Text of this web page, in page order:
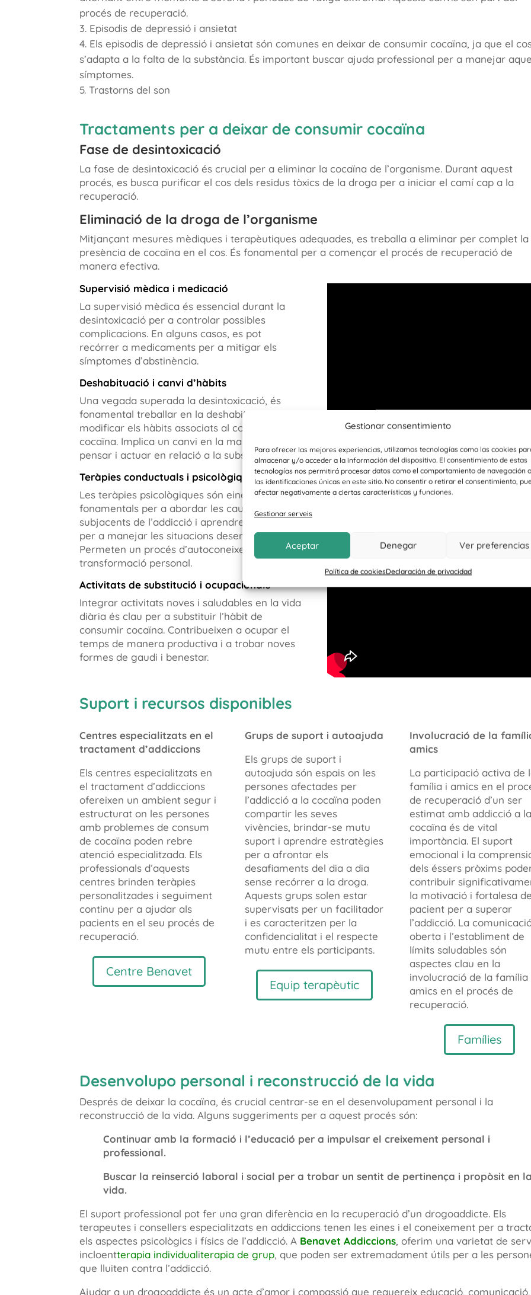
Gestionar consentimiento
Para ofrecer las mejores experiencias, utilizamos tecnologías como las cookies
almacenar y/o acceder a la información del dispositivo. El consentimiento de estas
tecnologías nos permitirá procesar datos como el comportamiento de navegación o
las identificaciones únicas en este sitio. No consentir o retirar el consentimiento,
afectar negativamente a ciertas características y funciones.
Gestionar serveis
Aceptar Denegar Ver preferencias
Política de cookiesDeclaración de privacidad
procés de recuperació.
Episodis de depressió i ansietat
Els episodis de depressió i ansietat són comunes en deixar de consumir cocaïna, ja que el
s’adapta a la falta de la substància. És important buscar ajuda professional per a manejar
símptomes.
Trastorns del son
Tractaments per a deixar de consumir cocaïna
Fase de desintoxicació
La fase de desintoxicació és crucial per a eliminar la cocaïna de l’organisme. Durant aquest
procés, es busca purificar el cos dels residus tòxics de la droga per a iniciar el camí cap a la
recuperació.
Eliminació de la droga de l’organisme
Mitjançant mesures mèdiques i terapèutiques adequades, es treballa a eliminar per complet la
presència de cocaïna en el cos. És fonamental per a començar el procés de recuperació de
manera efectiva.
Supervisió mèdica i medicació
La supervisió mèdica és essencial durant la
desintoxicació per a controlar possibles
complicacions. En alguns casos, es pot
recórrer a medicaments per a mitigar els
símptomes d’abstinència.
Deshabituació i canvi d’hàbits
Una vegada superada la desintoxicació, és
fonamental treballar en la deshabituació i a
modificar els hàbits associats al consum de
cocaïna. Implica un canvi en la manera de
pensar i actuar en relació a la substància.
Teràpies conductuals i psicològiques
Les teràpies psicològiques són eines
fonamentals per a abordar les causes
subjacents de l’addicció i aprendre estratègies
per a manejar les situacions desencadenants.
Permeten un procés d’autoconeixement i
transformació personal.
Activitats de substitució i ocupacionals
Integrar activitats noves i saludables en la vida
diària és clau per a substituir l’hàbit de
consumir cocaïna. Contribueixen a ocupar el
temps de manera productiva i a trobar noves
formes de gaudi i benestar.
Suport i recursos disponibles
Centres especialitzats en el
tractament d’addiccions
Els centres especialitzats en
el tractament d’addiccions
ofereixen un ambient segur i
estructurat on les persones
amb problemes de consum
de cocaïna poden rebre
atenció especialitzada. Els
professionals d’aquests
centres brinden teràpies
personalitzades i seguiment
continu per a ajudar als
pacients en el seu procés de
recuperació.
Centre Benavet
Grups de suport i autoajuda
Els grups de suport i
autoajuda són espais on les
persones afectades per
l’addicció a la cocaïna poden
compartir les seves
vivències, brindar-se mutu
suport i aprendre estratègies
per a afrontar els
desafiaments del dia a dia
sense recórrer a la droga.
Aquests grups solen estar
supervisats per un facilitador
i es caracteritzen per la
confidencialitat i el respecte
mutu entre els participants.
Equip terapèutic
Involucració de la
amics
La participació activa de
família i amics en el
de recuperació d’un ser
estimat amb addicció a
cocaïna és de vital
importància. El suport
emocional i la
dels éssers pròxims
contribuir
la motivació i fortalesa
pacient per a superar
l’addicció. La
oberta i l’establiment de
límits saludables són
aspectes clau en la
involucració de la família
amics en el procés de
recuperació.
Famílies
Desenvolupo personal i reconstrucció de la vida
Després de deixar la cocaïna, és crucial centrar-se en el desenvolupament personal i la
reconstrucció de la vida. Alguns suggeriments per a aquest procés són:
Continuar amb la formació i l’educació per a impulsar el creixement personal i
professional.
Buscar la reinserció laboral i social per a trobar un sentit de pertinença i propòsit en
vida.
El suport professional pot fer una gran diferència en la recuperació d’un drogoaddicte. Els
terapeutes i consellers especialitzats en addiccions tenen les eines i el coneixement per a
els aspectes psicològics i físics de l’addicció. A Benavet Addiccions, oferim una varietat de
incloentterapia individualiterapia de grup, que poden ser extremadament útils per a les
que lluiten contra l’addicció.
Ajudar a un drogoaddicte és un acte d’amor i compassió que requereix educació, comunicació,